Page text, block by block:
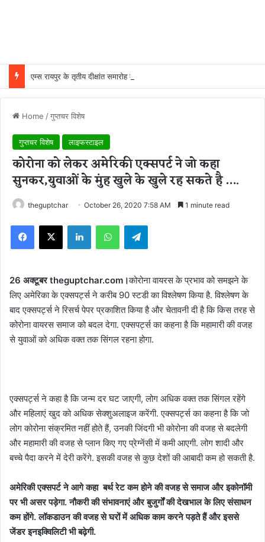
Home /गुप्तचर विशेष
गुप्तचर विशेष लाइफस्टाइल
कोरोना को लेकर अमेरिकी एक्सपर्ट ने जो कहा
सुनकर,युवाओं के मुंह खुले के खुले रह सकते है ….
theguptchar October 26, 2020 7:58 AM 1 minute read
26 अक्टूबर theguptchar.com।कोरोना वायरस के प्रभाव को समझने के
लिए अमेरिका के एक्सपर्ट्स ने करीब 90 स्टडी का विश्लेषण किया है. विश्लेषण के
बाद एक्सपर्ट्स ने रिसर्च पेपर प्रकाशित किया है और चेतावनी दी है कि किस तरह से
कोरोना वायरस समाज को बदल देगा. एक्सपर्ट्स का कहना है कि महामारी की वजह
से युवाओं को अधिक वक्त तक सिंगल रहना होगा.
एक्सपर्ट्स ने कहा है कि जन्म दर घट जाएगी, लोग अधिक वक्त तक सिंगल रहेंगे
और महिलाएं खुद को अधिक सेक्शुअलाइज करेंगी. एक्सपर्ट्स का कहना है कि जो
लोग कोरोना संक्रमित नहीं होते हैं, उनकी जिंदगी भी कोरोना की वजह से बदलेगी
और महामारी की वजह से प्लान किए गए प्रेग्नेंसी में कमी आएगी. लोग शादी और
बच्चे पैदा करने में देरी करेंगे. इसकी वजह से कुछ देशों की आबादी कम हो सकती है.
अमेरिकी एक्सपर्ट ने आगे कहा बर्थ रेट कम होने की वजह से समाज और इकोनॉमी
पर भी असर पड़ेगा. नौकरी की संभावनाएं और बुजुर्गों की देखभाल के लिए संसाधन
कम होंगे. लॉकडाउन की वजह से घरों में अधिक काम करने पड़ते हैं और इससे
जेंडर इनइक्विलिटी भी बढ़ेगी.